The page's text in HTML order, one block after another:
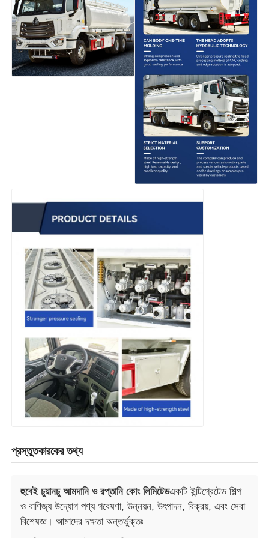
প্রস্তুতকারকের তথ্য
হুবেই চুয়ানচু আমদানি ও রপ্তানি কোং লিমিটেডএকটি ইন্টিগ্রেটেড শিল্প
ও বাণিজ্য উদ্যোগ পণ্য গবেষণা, উন্নয়ন, উৎপাদন, বিক্রয়, এবং সেবা
বিশেষজ্ঞ। আমাদের দক্ষতা অন্তর্ভুক্তঃ